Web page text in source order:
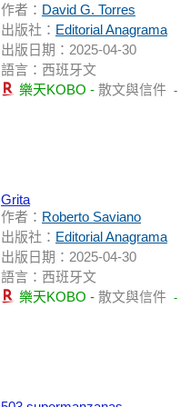
作者： David G. Torres
出版社： Editorial Anagrama
出版日期：2025-04-30
語言：西班牙文
樂天KOBO - 散文與信件 -
Grita
作者： Roberto Saviano
出版社： Editorial Anagrama
出版日期：2025-04-30
語言：西班牙文
樂天KOBO - 散文與信件 -